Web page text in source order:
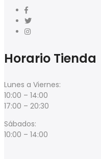
Horario Tienda
Lunes a Viernes:
10:00 – 14:00
17:00 – 20:30
Sábados:
10:00 – 14:00